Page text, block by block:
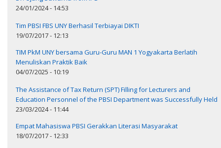
24/01/2024 - 14:53
Tim PBSI FBS UNY Berhasil Terbiayai DIKTI
19/07/2017 - 12:13
TIM PkM UNY bersama Guru-Guru MAN 1 Yogyakarta Berlatih
Menuliskan Praktik Baik
04/07/2025 - 10:19
The Assistance of Tax Return (SPT) Filling for Lecturers and
Education Personnel of the PBSI Department was Successfully Held
23/03/2024 - 11:44
Empat Mahasiswa PBSI Gerakkan Literasi Masyarakat
18/07/2017 - 12:33